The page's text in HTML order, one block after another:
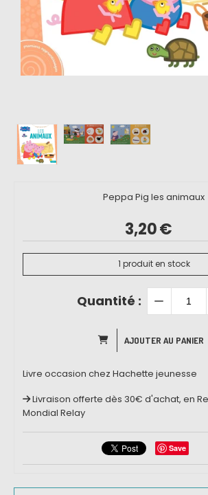
Peppa Pig les animaux
3,20€
1 produit en stock
Quantité :
AJOUTER AU PANIER
Livre occasion chez Hachette jeunesse
Livraison offerte dès 30€ d'achat, en
Mondial Relay
Save